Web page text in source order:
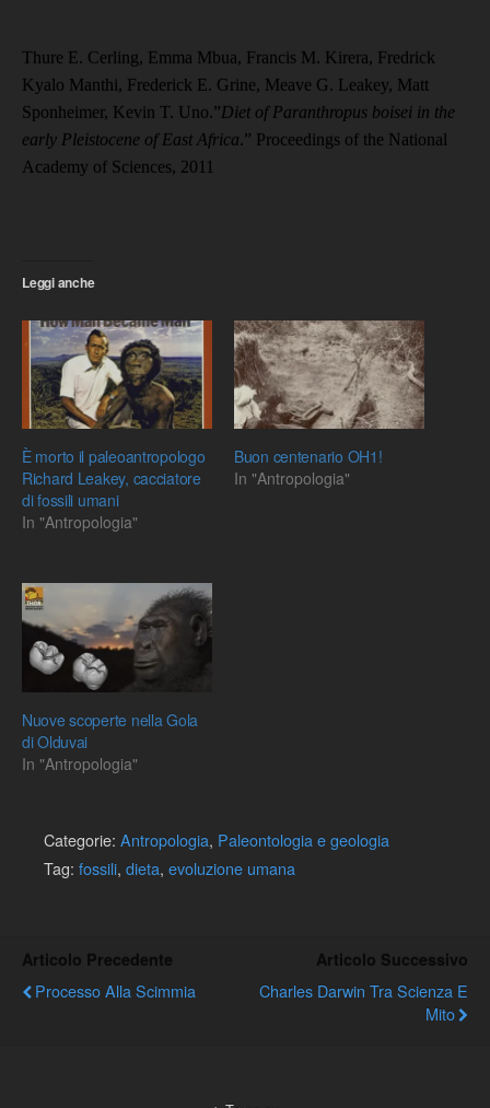
Thure E. Cerling, Emma Mbua, Francis M. Kirera, Fredrick
Kyalo Manthi, Frederick E. Grine, Meave G. Leakey, Matt
Sponheimer, Kevin T. Uno.”Diet of Paranthropus boisei in the
early Pleistocene of East Africa.” Proceedings of the National
Academy of Sciences, 2011
Leggi anche
È morto il paleoantropologo
Richard Leakey, cacciatore
di fossili umani
In "Antropologia"
Buon centenario OH1!
In "Antropologia"
Nuove scoperte nella Gola
di Olduvai
In "Antropologia"
Categorie: Antropologia, Paleontologia e geologia
Tag: fossili, dieta, evoluzione umana
Articolo Precedente
Processo Alla Scimmia
Articolo Successivo
Charles Darwin Tra Scienza E
Mito